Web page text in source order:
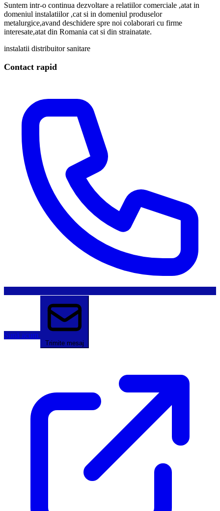
Suntem intr-o continua dezvoltare a relatiilor comerciale ,atat in
domeniul instalatiilor ,cat si in domeniul produselor
metalurgice,avand deschidere spre noi colaborari cu firme
interesate,atat din Romania cat si din strainatate.
instalatii distribuitor sanitare
Contact rapid
Sună acum
Trimite mesaj